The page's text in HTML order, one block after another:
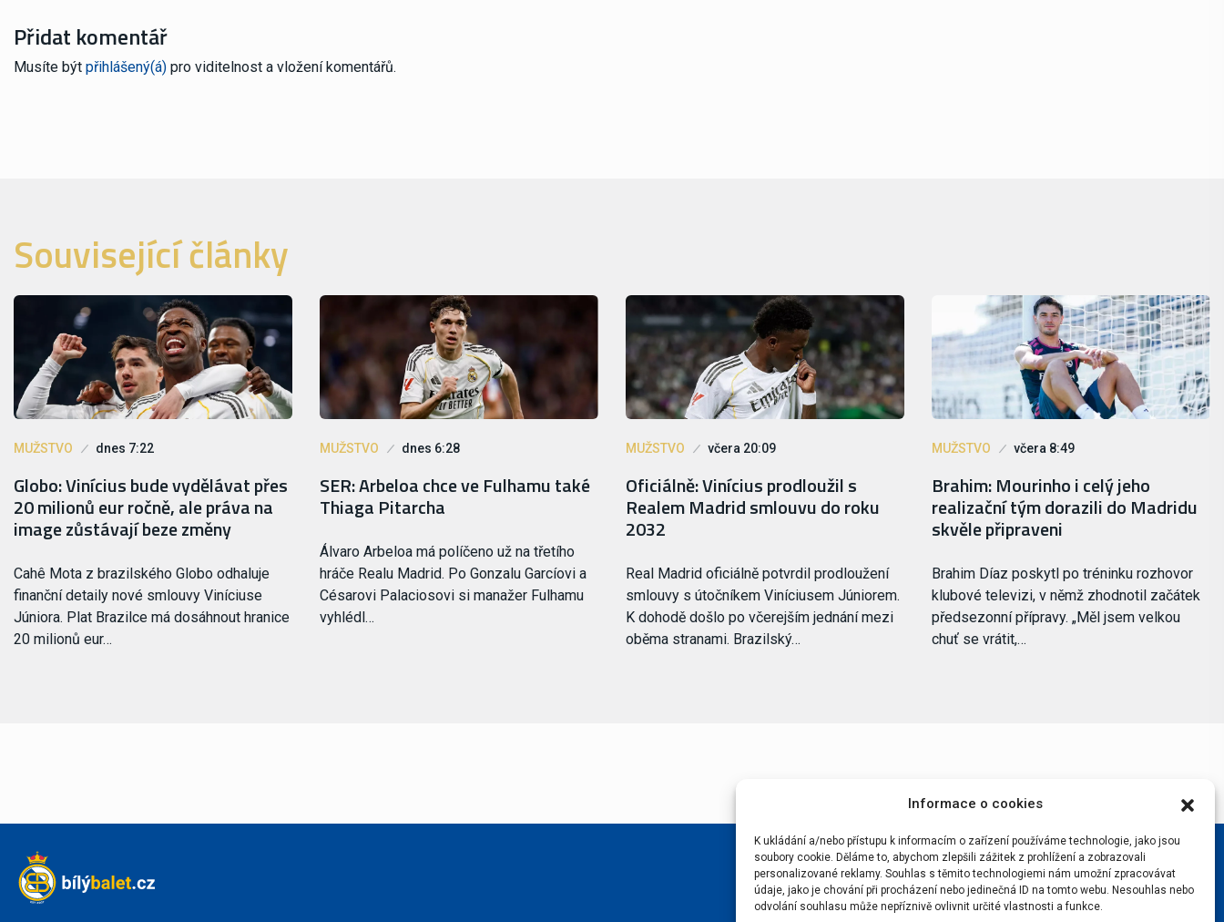
Informace o cookies
K ukládání a/nebo přístupu k informacím o zařízení používáme technologie, jako jsou
soubory cookie. Děláme to, abychom zlepšili zážitek z prohlížení a zobrazovali
personalizované reklamy. Souhlas s těmito technologiemi nám umožní zpracovávat
údaje, jako je chování při procházení nebo jedinečná ID na tomto webu. Nesouhlas nebo
odvolání souhlasu může nepříznivě ovlivnit určité vlastnosti a funkce.
Přidat komentář
Musíte být přihlášený(á) pro viditelnost a vložení komentářů.
Související články
MUŽSTVO dnes 7:22
Globo: Vinícius bude vydělávat přes
20 milionů eur ročně, ale práva na
image zůstávají beze změny
Cahê Mota z brazilského Globo odhaluje
finanční detaily nové smlouvy Viníciuse
Júniora. Plat Brazilce má dosáhnout hranice
20 milionů eur…
MUŽSTVO dnes 6:28
SER: Arbeloa chce ve Fulhamu také
Thiaga Pitarcha
Álvaro Arbeloa má políčeno už na třetího
hráče Realu Madrid. Po Gonzalu Garcíovi a
Césarovi Palaciosovi si manažer Fulhamu
vyhlédl…
MUŽSTVO včera 20:09
Oficiálně: Vinícius prodloužil s
Realem Madrid smlouvu do roku
2032
Real Madrid oficiálně potvrdil prodloužení
smlouvy s útočníkem Viníciusem Júniorem.
K dohodě došlo po včerejším jednání mezi
oběma stranami. Brazilský…
MUŽSTVO včera 8:49
Brahim: Mourinho i celý jeho
realizační tým dorazili do Madridu
skvěle připraveni
Brahim Díaz poskytl po tréninku rozhovor
klubové televizi, v němž zhodnotil začátek
předsezonní přípravy. „Měl jsem velkou
chuť se vrátit,…